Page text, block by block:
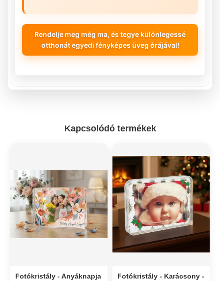
Rendelje meg még ma, és tegye különlegessé
otthonát egyedi fényképes üveg órájával!
Kapcsolódó termékek
Fotókristály - Anyáknapja
Fotókristály - Karácsony -